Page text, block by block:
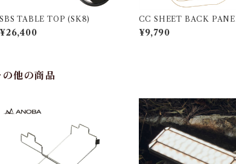
SBS TABLE TOP (SK8)
¥26,400
CC SHEET BACK
¥9,790
の他の商品